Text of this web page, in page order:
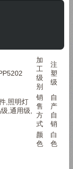
加
工
级
别
注
塑
级
,照明灯
,通用级,
销
售
方
式
自
产
自
销
颜
色
白
色